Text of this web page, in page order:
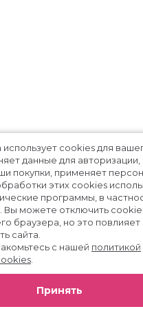
использует cookies для
данные для авторизации,
покупки, применяет
этих cookies
программы, в
Вы можете отключить
браузера, но это повлияет
сайта.
с нашей политикой
Принять